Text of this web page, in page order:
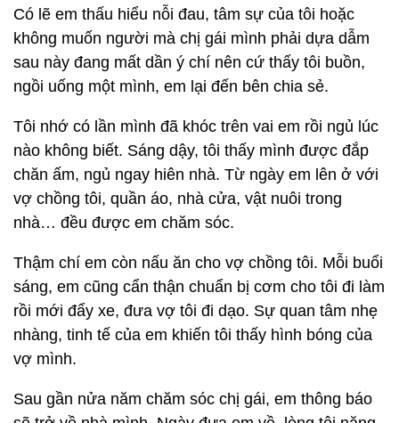
Có lẽ em thấu hiểu nỗi đau, tâm sự của tôi hoặc
không muốn người mà chị gái mình phải dựa dẫm
sau này đang mất dần ý chí nên cứ thấy tôi buồn,
ngồi uống một mình, em lại đến bên chia sẻ.
Tôi nhớ có lần mình đã khóc trên vai em rồi ngủ lúc
nào không biết. Sáng dậy, tôi thấy mình được đắp
chăn ấm, ngủ ngay hiên nhà. Từ ngày em lên ở với
vợ chồng tôi, quần áo, nhà cửa, vật nuôi trong
nhà… đều được em chăm sóc.
Thậm chí em còn nấu ăn cho vợ chồng tôi. Mỗi buổi
sáng, em cũng cẩn thận chuẩn bị cơm cho tôi đi làm
rồi mới đẩy xe, đưa vợ tôi đi dạo. Sự quan tâm nhẹ
nhàng, tinh tế của em khiến tôi thấy hình bóng của
vợ mình.
Sau gần nửa năm chăm sóc chị gái, em thông báo